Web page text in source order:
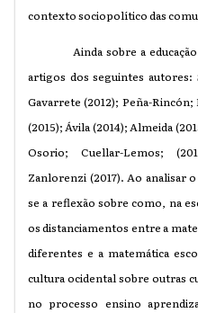
contexto sociopolítico das
Ainda sobre a educação
artigos dos seguintes autores:
Gavarrete (2012); Peña-
(2015); Ávila (2014); Almeida
Osorio; Cuellar-Lemos;
Zanlorenzi (2017). Ao analisar
se a reflexão sobre como, na
os distanciamentos entre a
diferentes e a matemática
cultura ocidental sobre outras
no processo ensino